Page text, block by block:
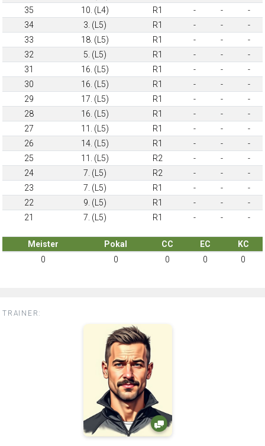
35
10. (L4) R1 - -
-
34
3. (L5) R1 - -
-
33
18. (L5) R1 - -
-
32
5. (L5) R1 - -
-
31
16. (L5) R1 - -
-
30
16. (L5) R1 - -
-
29
17. (L5) R1 - -
-
28
16. (L5) R1 - -
-
27
11. (L5) R1 - -
-
26
14. (L5) R1 - -
-
25
11. (L5) R2 - -
-
24
7. (L5) R2 - -
-
23
7. (L5) R1 - -
-
22
9. (L5) R1 - -
-
21
7. (L5) R1 - - -
Meister Pokal CC EC
KC
0
0 0 0 0
TRAINER: